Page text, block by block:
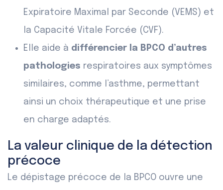
Expiratoire Maximal par Seconde (VEMS) et
la Capacité Vitale Forcée (CVF).
Elle aide à différencier la BPCO d’autres
pathologies respiratoires aux symptômes
similaires, comme l’asthme, permettant
ainsi un choix thérapeutique et une prise
en charge adaptés.
La valeur clinique de la détection
précoce
Le dépistage précoce de la BPCO ouvre une